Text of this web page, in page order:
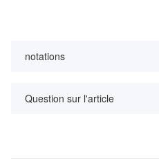
notations
Question sur l'article